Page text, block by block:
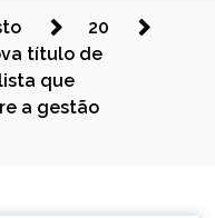
20
título de
que
a gestão